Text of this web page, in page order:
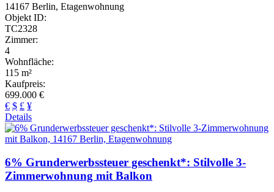
14167 Berlin, Etagenwohnung
Objekt ID:
TC2328
Zimmer:
4
Wohnfläche:
115 m²
Kaufpreis:
699.000 €
€ $ £ ¥
Details
6% Grunderwerbssteuer geschenkt*: Stilvolle 3-
Zimmerwohnung mit Balkon